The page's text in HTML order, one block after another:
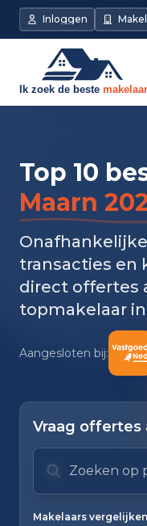
Inloggen
Top 10
Maarn
transacties en
direct offertes
topmakelaar
Aangesloten bij:
Vraag offertes
Zoek op plaats of
Typ om te
Makelaars